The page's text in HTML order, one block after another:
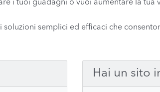
i tuoi guadagni o vuoi aumentare la
semplici ed efficaci che
Hai un sito